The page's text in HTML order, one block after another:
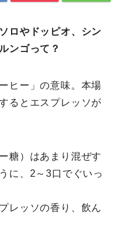
ロやドッピオ、シン
ンゴって？
ヒー」の意味。本場
るとエスプレッソが
糖）はあまり混ぜす
に、2～3口でぐいっ
レッソの香り、飲ん